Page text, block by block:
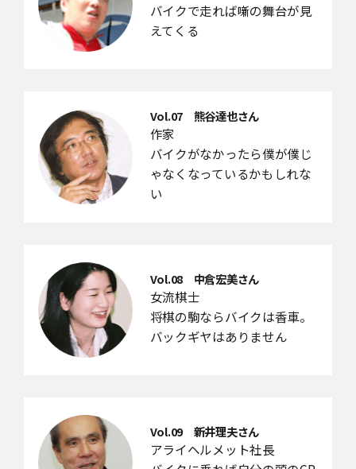
バイクで走れば噺の舞台が見
えてくる
Vol.07 熊谷達也さん
作家
バイクがなかったら僕が僕じ
ゃなくなっているかもしれな
い
Vol.08 中倉宏美さん
女流棋士
将棋の駒ならバイクは香車。
バックギヤはありません
Vol.09 新井理夫さん
アライヘルメット社長